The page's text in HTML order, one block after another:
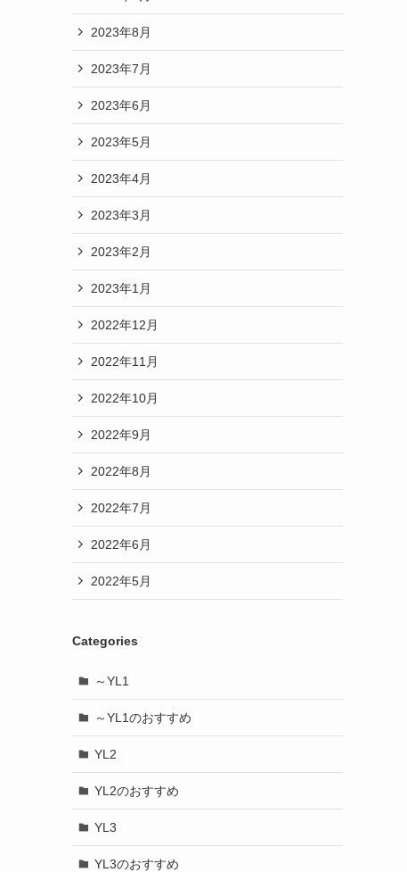
2023年8月
2023年7月
2023年6月
2023年5月
2023年4月
2023年3月
2023年2月
2023年1月
2022年12月
2022年11月
2022年10月
2022年9月
2022年8月
2022年7月
2022年6月
2022年5月
Categories
～YL1
～YL1のおすすめ
YL2
YL2のおすすめ
YL3
YL3のおすすめ